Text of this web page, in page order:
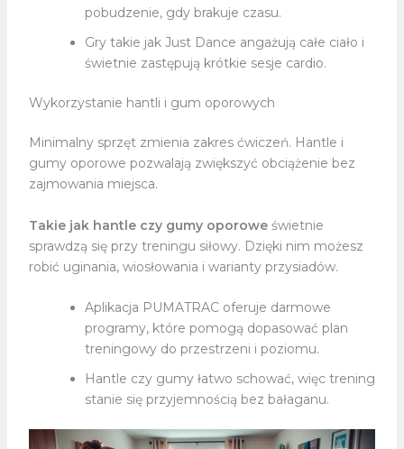
pobudzenie, gdy brakuje czasu.
Gry takie jak Just Dance angażują całe ciało i
świetnie zastępują krótkie sesje cardio.
Wykorzystanie hantli i gum oporowych
Minimalny sprzęt zmienia zakres ćwiczeń. Hantle i
gumy oporowe pozwalają zwiększyć obciążenie bez
zajmowania miejsca.
Takie jak hantle czy gumy oporoweświetnie
sprawdzą się przy treningu siłowy. Dzięki nim możesz
robić uginania, wiosłowania i warianty przysiadów.
Aplikacja PUMATRAC oferuje darmowe
programy, które pomogą dopasować plan
treningowy do przestrzeni i poziomu.
Hantle czy gumy łatwo schować, więc trening
stanie się przyjemnością bez bałaganu.